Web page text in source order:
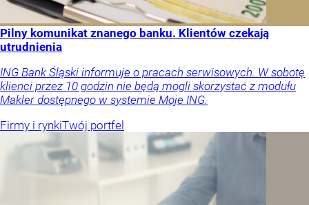
Pilny komunikat znanego banku. Klientów czekają
utrudnienia
ING Bank Śląski informuje o pracach serwisowych. W sobotę
klienci przez 10 godzin nie będą mogli skorzystać z modułu
Makler dostępnego w systemie Moje ING.
Firmy i rynkiTwój portfel